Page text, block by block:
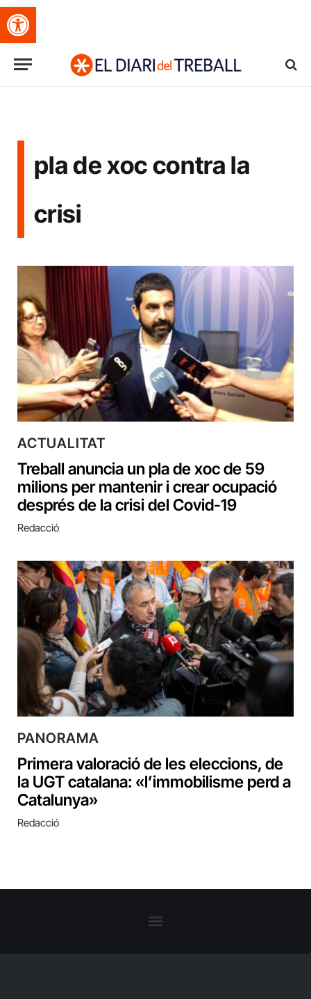
Obre la barra d'eines
pla de xoc contra la
crisi
ACTUALITAT
Treball anuncia un pla de xoc de 59
milions per mantenir i crear ocupació
després de la crisi del Covid-19
Redacció
PANORAMA
Primera valoració de les eleccions, de
la UGT catalana: «l’immobilisme perd a
Catalunya»
Redacció